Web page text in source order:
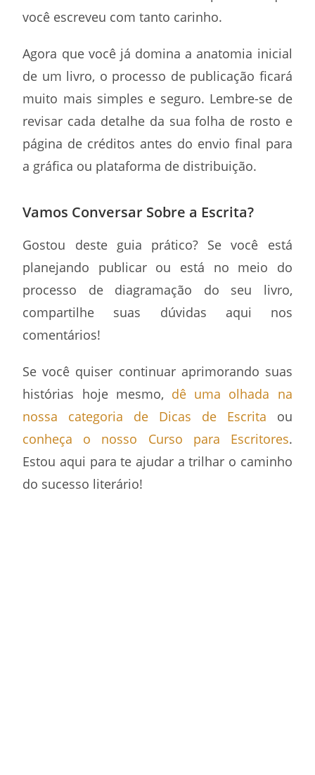
você escreveu com tanto carinho.
Agora que você já domina a anatomia inicial
de um livro, o processo de publicação ficará
muito mais simples e seguro. Lembre-se de
revisar cada detalhe da sua folha de rosto e
página de créditos antes do envio final para
a gráfica ou plataforma de distribuição.
Vamos Conversar Sobre a Escrita?
Gostou deste guia prático? Se você está
planejando publicar ou está no meio do
processo de diagramação do seu livro,
compartilhe suas dúvidas aqui nos
comentários!
Se você quiser continuar aprimorando suas
histórias hoje mesmo, dê uma olhada na
nossa categoria de Dicas de Escrita ou
conheça o nosso Curso para Escritores.
Estou aqui para te ajudar a trilhar o caminho
do sucesso literário!